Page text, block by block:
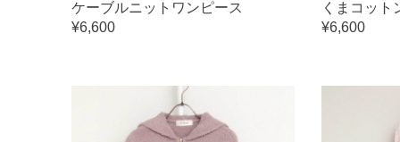
ケーブルニットワンピース
¥6,600
くまコット
¥6,600